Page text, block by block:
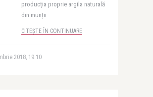
producția proprie argila naturală
din munții ..
CITEȘTE ÎN CONTINUARE
2018, 19:10